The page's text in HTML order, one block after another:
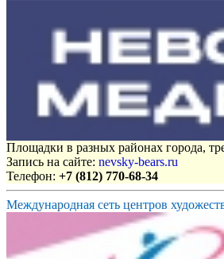
Площадки в разных районах города,
Запись на сайте: nevsky-bears.ru
Телефон: +7 (812) 770-68-34
Международная сеть центров